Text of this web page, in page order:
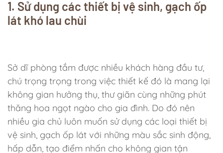
1. Sử dụng các thiết bị vệ sinh, gạch ốp
lát khó lau chùi
Sở dĩ phòng tắm được nhiều khách hàng đầu tư,
chú trọng trọng trong việc thiết kế đó là mang lại
không gian hưởng thụ, thư giãn cùng những phút
thăng hoa ngọt ngào cho gia đình. Do đó nên
nhiều gia chủ luôn muốn sử dụng các loại thiết bị
vệ sinh, gạch ốp lát với những màu sắc sinh động,
hấp dẫn, tạo điểm nhấn cho không gian tận